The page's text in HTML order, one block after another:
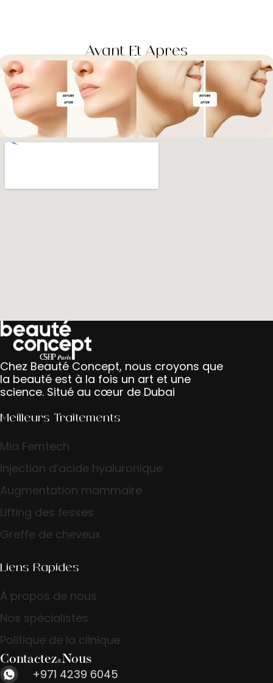
Avant Et Après
Chez Beauté Concept, nous croyons que
la beauté est à la fois un art et une
science. Situé au cœur de Dubai
Meilleurs Traitements
Mia Femtech
Injection d’acide hyaluronique
Augmentation mammaire
Lifting des fesses
Greffe de cheveux
Liens Rapides
À propos de nous
Nos spécialistes
Politique de la clinique
Contactez-Nous
+971 4239 6045